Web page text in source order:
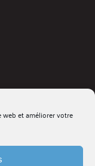
et améliorer votre